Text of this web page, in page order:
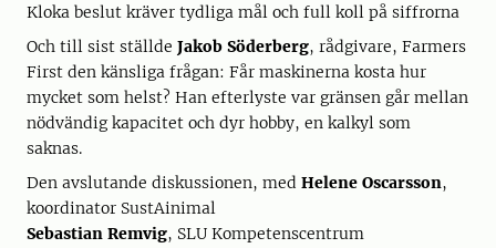
Kloka beslut kräver tydliga mål och full koll på siffrorna
Och till sist ställde Jakob Söderberg, rådgivare, Farmers
First den känsliga frågan: Får maskinerna kosta hur
mycket som helst? Han efterlyste var gränsen går mellan
nödvändig kapacitet och dyr hobby, en kalkyl som
saknas.
Den avslutande diskussionen, med Helene Oscarsson,
koordinator SustAinimal
Sebastian Remvig, SLU Kompetenscentrum